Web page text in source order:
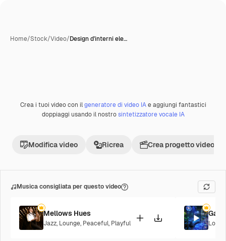
Home/Stock/Video/Design d'interni ele…
Premium
Crea i tuoi video con ilgeneratore di video IAe aggiungi fantastici
doppiaggi usando il nostrosintetizzatore vocale IA
Modifica video Ricrea Crea progetto video
Musica consigliata per questo video
Mellows Hues
Jazz, Lounge, Peaceful, Playful